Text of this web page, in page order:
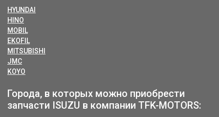
HYUNDAI
HINO
MOBIL
EKOFIL
MITSUBISHI
JMC
KOYO
Города, в которых можно приобрести
запчасти ISUZU в компании TFK-MOTORS: